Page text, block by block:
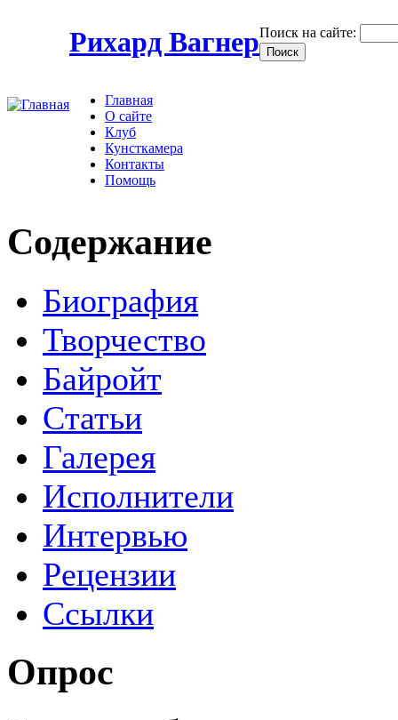
Рихард ВагнерПоиск на сайте:
Главная
О сайте
Клуб
Кунсткамера
Контакты
Помощь
Содержание
Биография
Творчество
Байройт
Статьи
Галерея
Исполнители
Интервью
Рецензии
Ссылки
Опрос